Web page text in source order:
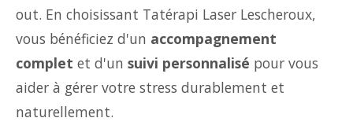
out. En choisissant Tatérapi Laser Lescheroux,
vous bénéficiez d'un accompagnement
complet et d'un suivi personnalisé pour vous
aider à gérer votre stress durablement et
naturellement.